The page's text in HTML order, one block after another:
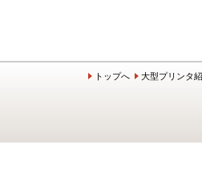
トップへ 大型プリンタ